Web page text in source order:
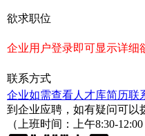
欲求职位
企业用户登录即可显示详细
联系方式
企业如需查看人才库简历联
到企业应聘，如有疑问可以
（上班时间：上午8:30-